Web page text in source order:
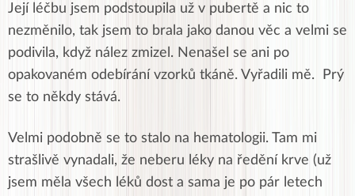
Její léčbu jsem podstoupila už v pubertě a nic to
nezměnilo, tak jsem to brala jako danou věc a velmi se
podivila, když nález zmizel. Nenašel se ani po
opakovaném odebírání vzorků tkáně. Vyřadili mě. Prý
se to někdy stává.
Velmi podobně se to stalo na hematologii. Tam mi
strašlivě vynadali, že neberu léky na ředění krve (už
jsem měla všech léků dost a sama je po pár letech